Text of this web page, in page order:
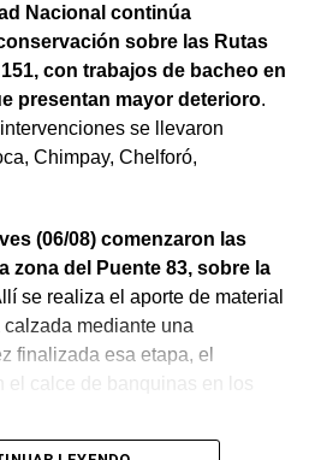
Nacional continúa
sobre las Rutas
151, con trabajos de bacheo en
presentan mayor deterioro.
se llevaron
Chimpay, Chelforó,
(06/08) comenzaron las
zona del Puente 83, sobre la
se realiza el aporte de material
mediante una
finalizada esa etapa, el
el calce de banquinas en los